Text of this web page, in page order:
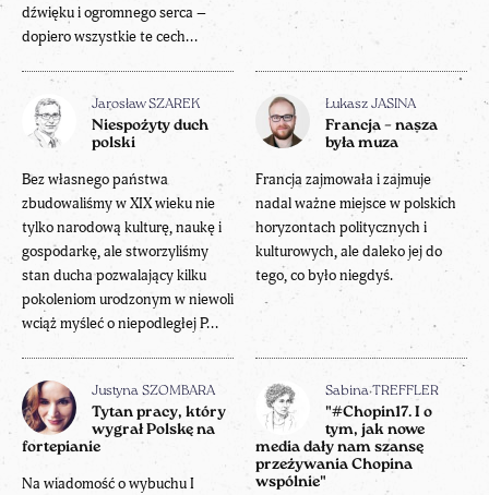
dźwięku i ogromnego serca –
dopiero wszystkie te cech...
Jarosław SZAREK
Niespożyty duch
polski
Bez własnego państwa
zbudowaliśmy w XIX wieku nie
tylko narodową kulturę, naukę i
gospodarkę, ale stworzyliśmy
stan ducha pozwalający kilku
pokoleniom urodzonym w niewoli
wciąż myśleć o niepodległej P...
Łukasz JASINA
Francja – nasza
była muza
Francja zajmowała i zajmuje
nadal ważne miejsce w polskich
horyzontach politycznych i
kulturowych, ale daleko jej do
tego, co było niegdyś.
Justyna SZOMBARA
Tytan pracy, który
wygrał Polskę na
fortepianie
Na wiadomość o wybuchu I
Sabina TREFFLER
"#Chopin17. I o
tym, jak nowe
media dały nam szansę
przeżywania Chopina
wspólnie"